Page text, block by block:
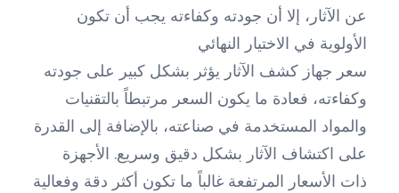
عن الآثار، إلا أن جودته وكفاءته يجب أن تكون
الأولوية في الاختيار النهائي
سعر جهاز كشف الآثار يؤثر بشكل كبير على جودته
وكفاءته، فعادة ما يكون السعر مرتبطاً بالتقنيات
والمواد المستخدمة في صناعته، بالإضافة إلى القدرة
على اكتشاف الآثار بشكل دقيق وسريع. الأجهزة
ذات الأسعار المرتفعة غالباً ما تكون أكثر دقة وفعالية